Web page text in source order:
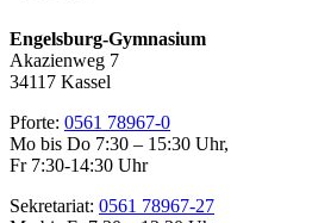
Engelsburg-Gymnasium
Akazienweg 7
34117 Kassel
Pforte: 0561 78967-0
Mo bis Do 7:30 – 15:30 Uhr,
Fr 7:30-14:30 Uhr
Sekretariat: 0561 78967-27